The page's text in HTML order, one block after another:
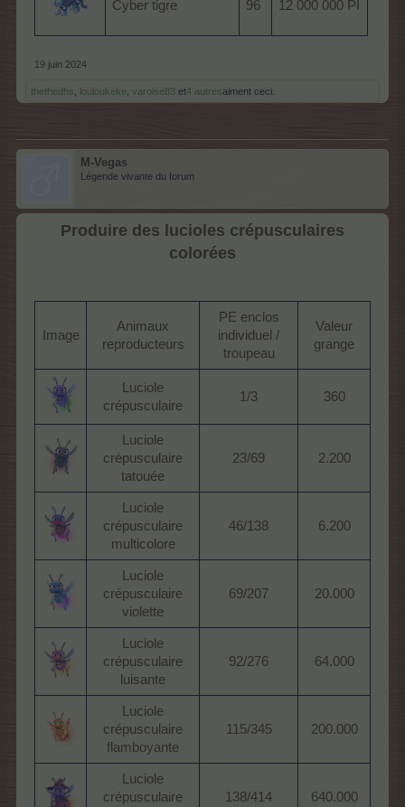
Cyber tigre 96 12 000 000 PI
19 juin 2024
thethedhs, louloukeke, varoise83 et4 autresaiment ceci.
M-Vegas
Légende vivante du forum
Produire des lucioles crépusculaires
colorées
Image
Animaux
reproducteurs
PE enclos
individuel /
troupeau​
Valeur
grange
Luciole
crépusculaire
1/3 360
Luciole
crépusculaire
tatouée
23/69 2.200
Luciole
crépusculaire
multicolore
46/138 6.200
Luciole
crépusculaire
violette
69/207 20.000
Luciole
crépusculaire
luisante
92/276 64.000
Luciole
crépusculaire
flamboyante
115/345 200.000
Luciole
crépusculaire
138/414 640.000